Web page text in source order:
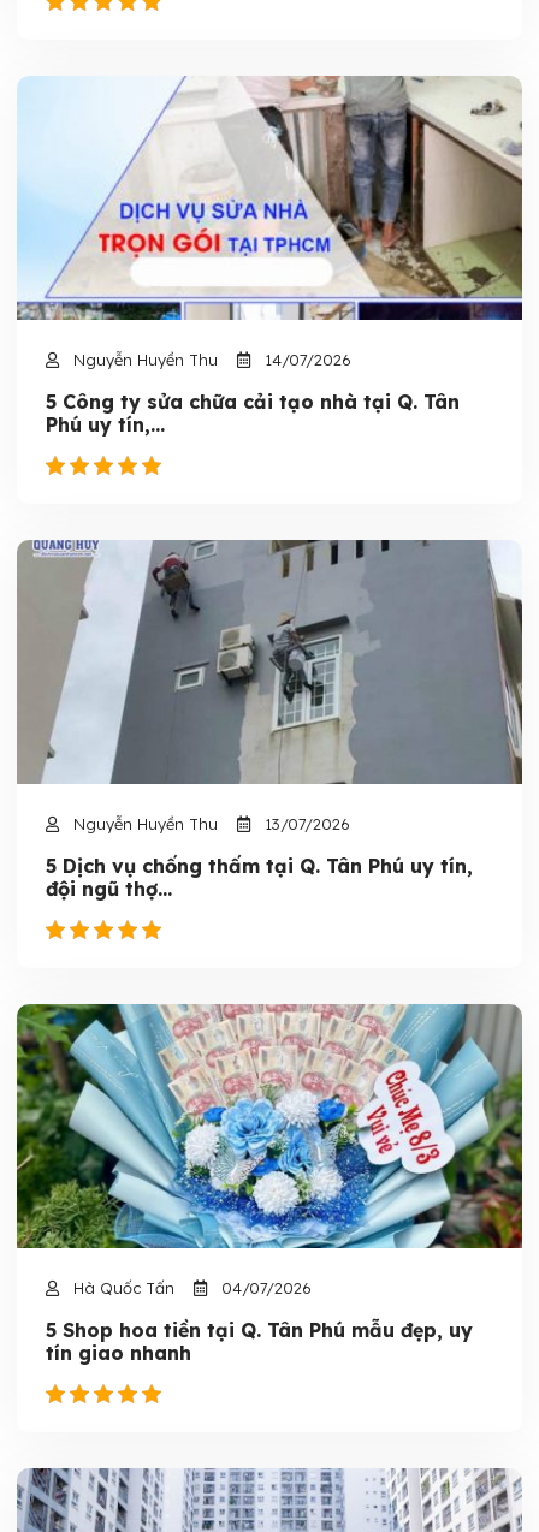
Nguyễn Huyền Thu 14/07/2026
5 Công ty sửa chữa cải tạo nhà tại Q. Tân
Phú uy tín,...
Nguyễn Huyền Thu 13/07/2026
5 Dịch vụ chống thấm tại Q. Tân Phú uy tín,
đội ngũ thợ...
Hà Quốc Tấn 04/07/2026
5 Shop hoa tiền tại Q. Tân Phú mẫu đẹp, uy
tín giao nhanh